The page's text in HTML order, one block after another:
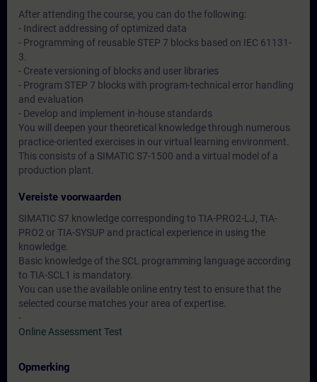
After attending the course, you can do the following:
- Indirect addressing of optimized data
- Programming of reusable STEP 7 blocks based on IEC 61131-
3.
- Create versioning of blocks and user libraries
- Program STEP 7 blocks with program-technical error handling
and evaluation
- Develop and implement in-house standards
You will deepen your theoretical knowledge through numerous
practice-oriented exercises in our virtual learning environment.
This consists of a SIMATIC S7-1500 and a virtual model of a
production plant.
Vereiste voorwaarden
SIMATIC S7 knowledge corresponding to TIA-PRO2-LJ, TIA-
PRO2 or TIA-SYSUP and practical experience in using the
knowledge.
Basic knowledge of the SCL programming language according
to TIA-SCL1 is mandatory.
You can use the available online entry test to ensure that the
selected course matches your area of expertise.
-
Online Assessment Test
Opmerking